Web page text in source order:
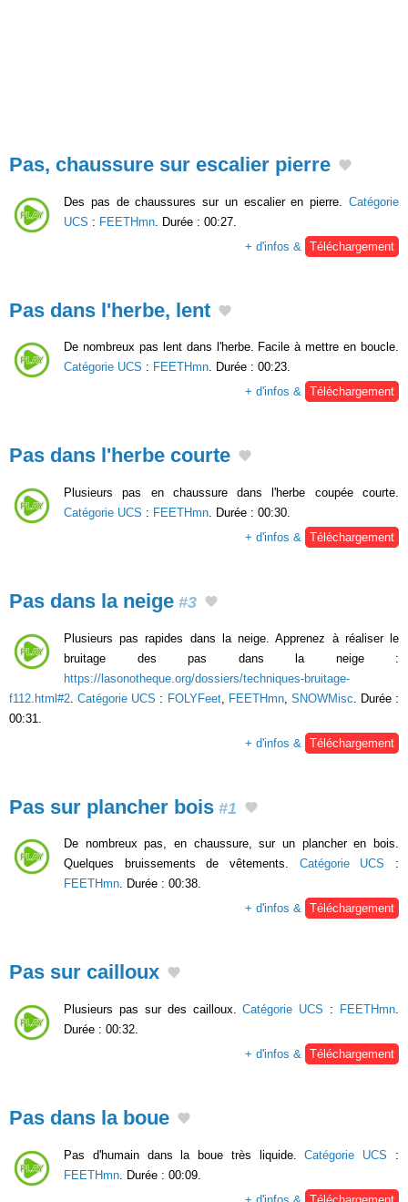
Pas, chaussure sur escalier pierre
Des pas de chaussures sur un escalier en pierre. Catégorie
UCS : FEETHmn . Durée : 00:27.
+ d'infos &
Téléchargement
Pas dans l'herbe, lent
De nombreux pas lent dans l'herbe. Facile à mettre en boucle.
Catégorie UCS : FEETHmn. Durée : 00:23.
+ d'infos & Téléchargement
Pas dans l'herbe courte
Plusieurs pas en chaussure dans l'herbe coupée courte.
Catégorie UCS : FEETHmn. Durée : 00:30.
+ d'infos & Téléchargement
Pas dans la neige #3
Plusieurs pas rapides dans la neige. Apprenez à réaliser le
bruitage des pas dans la neige :
https://lasonotheque.org/dossiers/techniques-bruitage-
f112.html#2 .Catégorie UCS : FOLYFeet, FEETHmn, SNOWMisc . Durée :
00:31.
+ d'infos &
Téléchargement
Pas sur plancher bois #1
De nombreux pas, en chaussure, sur un plancher en bois.
Quelques bruissements de vêtements. Catégorie UCS :
FEETHmn. Durée : 00:38.
+ d'infos & Téléchargement
Pas sur cailloux
Plusieurs pas sur des cailloux.Catégorie UCS : FEETHmn.
Durée : 00:32.
+ d'infos & Téléchargement
Pas dans la boue
Pas d'humain dans la boue très liquide.Catégorie UCS :
FEETHmn . Durée : 00:09.